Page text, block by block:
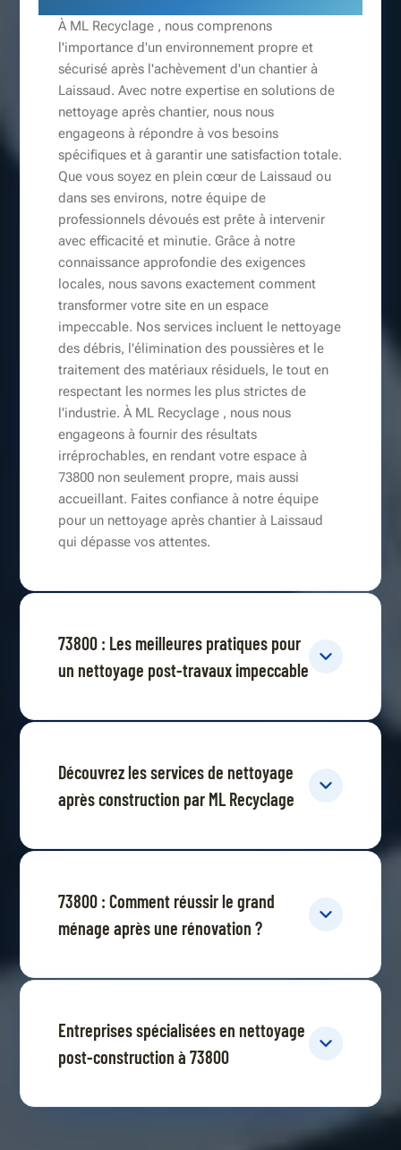
À ML Recyclage , nous comprenons
l'importance d'un environnement propre et
sécurisé après l'achèvement d'un chantier à
Laissaud. Avec notre expertise en solutions de
nettoyage après chantier, nous nous
engageons à répondre à vos besoins
spécifiques et à garantir une satisfaction totale.
Que vous soyez en plein cœur de Laissaud ou
dans ses environs, notre équipe de
professionnels dévoués est prête à intervenir
avec efficacité et minutie. Grâce à notre
connaissance approfondie des exigences
locales, nous savons exactement comment
transformer votre site en un espace
impeccable. Nos services incluent le nettoyage
des débris, l'élimination des poussières et le
traitement des matériaux résiduels, le tout en
respectant les normes les plus strictes de
l'industrie. À ML Recyclage , nous nous
engageons à fournir des résultats
irréprochables, en rendant votre espace à
73800 non seulement propre, mais aussi
accueillant. Faites confiance à notre équipe
pour un nettoyage après chantier à Laissaud
qui dépasse vos attentes.
73800 : Les meilleures pratiques pour
un nettoyage post-travaux impeccable
Découvrez les services de nettoyage
après construction par ML Recyclage
73800 : Comment réussir le grand
ménage après une rénovation ?
Entreprises spécialisées en nettoyage
post-construction à 73800